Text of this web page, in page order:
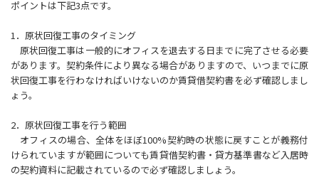
ポイントは下記3点です。
1．原状回復工事のタイミング
原状回復工事は一般的にオフィスを退去する日までに完了させる必要
があります。契約条件により異なる場合がありますので、いつまでに原
状回復工事を行わなければいけないのか賃貸借契約書を必ず確認しまし
ょう。
2．原状回復工事を行う範囲
オフィスの場合、全体をほぼ100%契約時の状態に戻すことが義務付
けられていますが範囲についても賃貸借契約書・貸方基準書など入居時
の契約資料に記載されているので必ず確認しましょう。